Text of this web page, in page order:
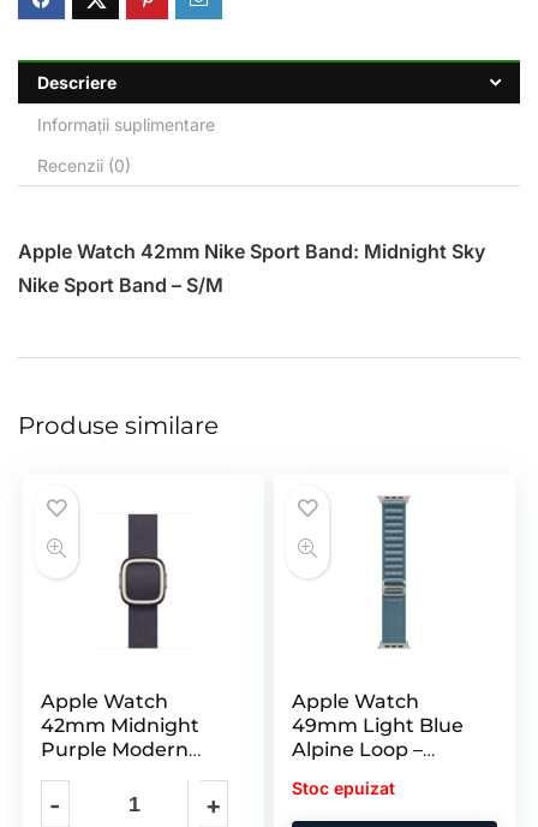
Descriere
Informații suplimentare
Recenzii (0)
Apple Watch 42mm Nike Sport Band: Midnight Sky
Nike Sport Band – S/M
Produse similare
Apple Watch
42mm Midnight
Purple Modern
Apple Watch
49mm Light Blue
Alpine Loop –
Titanium
Stoc epuizat